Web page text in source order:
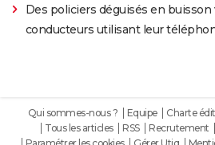
Des policiers déguisés en
conducteurs utilisant leur
Qui sommes-nous ? Equipe Charte
Tous les articles
RSS Recrutement